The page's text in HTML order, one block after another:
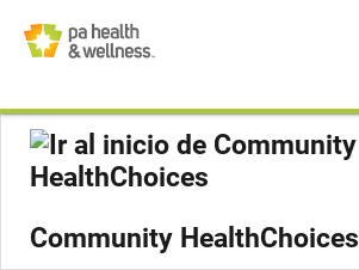
Community HealthChoices